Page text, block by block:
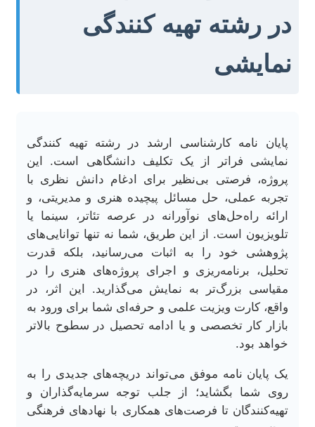
در رشته تهیه کنندگی
نمایشی
پایان نامه کارشناسی ارشد در رشته تهیه کنندگی
نمایشی فراتر از یک تکلیف دانشگاهی است. این
پروژه، فرصتی بی‌نظیر برای ادغام دانش نظری با
تجربه عملی، حل مسائل پیچیده هنری و مدیریتی، و
ارائه راه‌حل‌های نوآورانه در عرصه تئاتر، سینما یا
تلویزیون است. از این طریق، شما نه تنها توانایی‌های
پژوهشی خود را به اثبات می‌رسانید، بلکه قدرت
تحلیل، برنامه‌ریزی و اجرای پروژه‌های هنری را در
مقیاسی بزرگ‌تر به نمایش می‌گذارید. این اثر، در
واقع، کارت ویزیت علمی و حرفه‌ای شما برای ورود به
بازار کار تخصصی و یا ادامه تحصیل در سطوح بالاتر
خواهد بود.
یک پایان نامه موفق می‌تواند دریچه‌های جدیدی را به
روی شما بگشاید؛ از جلب توجه سرمایه‌گذاران و
تهیه‌کنندگان تا فرصت‌های همکاری با نهادهای فرهنگی